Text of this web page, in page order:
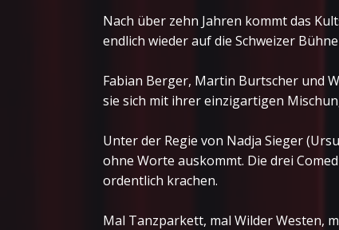
Nach über zehn Jahren kommt das
endlich wieder auf die Schweizer
Fabian Berger, Martin Burtscher und
sie sich mit ihrer einzigartigen
Unter der Regie von Nadja Sieger
ohne Worte auskommt. Die drei
ordentlich krachen.
Mal Tanzparkett, mal Wilder Westen,